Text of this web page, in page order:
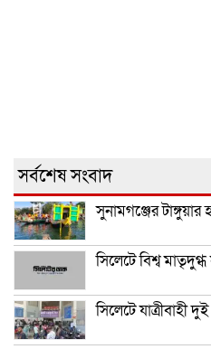
সর্বশেষ সংবাদ
সুনামগঞ্জের
সিলেটে বিশ্ব
সিলেটে যাত্রীবাহী